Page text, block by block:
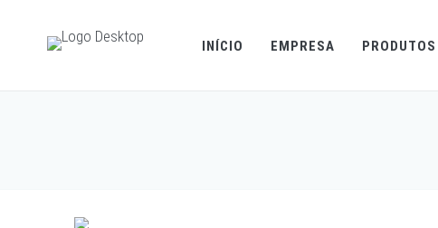
INÍCIO EMPRESA PRODUTOS